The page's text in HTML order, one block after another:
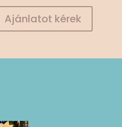
Ajánlatot kérek